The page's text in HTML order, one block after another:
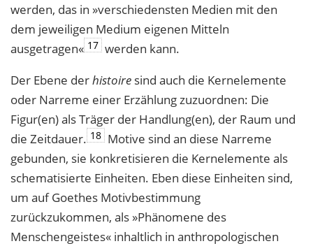
werden, das in »verschiedensten Medien mit den
dem jeweiligen Medium eigenen Mitteln
ausgetragen« 17 werden kann.
Der Ebene derhistoire sind auch die Kernelemente
oder Narreme einer Erzählung zuzuordnen: Die
Figur(en) als Träger der Handlung(en), der Raum und
die Zeitdauer. 18 Motive sind an diese Narreme
gebunden, sie konkretisieren die Kernelemente als
schematisierte Einheiten. Eben diese Einheiten sind,
um auf Goethes Motivbestimmung
zurückzukommen, als »Phänomene des
Menschengeistes« inhaltlich in anthropologischen